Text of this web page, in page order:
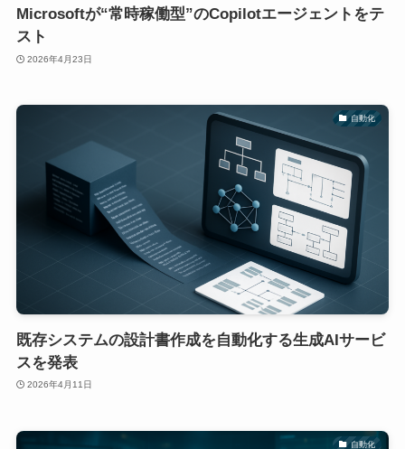
Microsoftが“常時稼働型”のCopilotエージェントをテ
スト
2026年4月23日
自動化
既存システムの設計書作成を自動化する生成AIサービ
スを発表
2026年4月11日
自動化